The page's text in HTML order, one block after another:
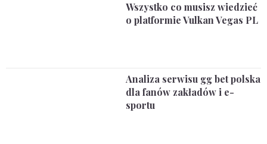
Wszystko co musisz wiedzieć
o platformie Vulkan Vegas PL
Analiza serwisu gg bet polska
dla fanów zakładów i e-
sportu